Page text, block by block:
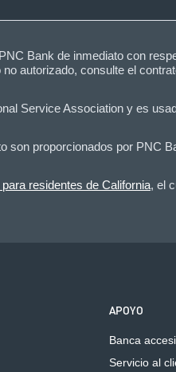
Bank de inmediato con
autorizado, consulte el
Service Association y es
son proporcionados por PNC
residentes de California, el
APOYO
Banca
Servicio al